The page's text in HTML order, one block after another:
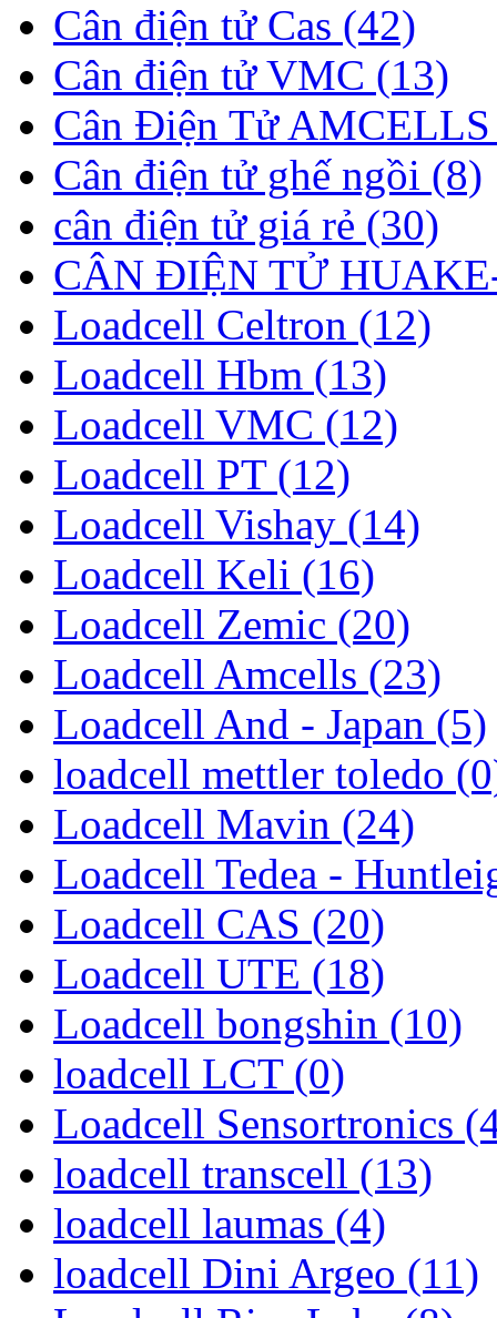
Cân điện tử Cas (42)
Cân điện tử VMC (13)
Cân Điện Tử
Cân điện tử ghế ngồi (8)
cân điện tử giá rẻ (30)
CÂN ĐIỆN TỬ
Loadcell Celtron (12)
Loadcell Hbm (13)
Loadcell VMC (12)
Loadcell PT (12)
Loadcell Vishay (14)
Loadcell Keli (16)
Loadcell Zemic (20)
Loadcell Amcells (23)
Loadcell And - Japan (5)
loadcell mettler toledo
Loadcell Mavin (24)
Loadcell Tedea -
Loadcell CAS (20)
Loadcell UTE (18)
Loadcell bongshin (10)
loadcell LCT (0)
Loadcell Sensortronics
loadcell transcell (13)
loadcell laumas (4)
loadcell Dini Argeo (11)